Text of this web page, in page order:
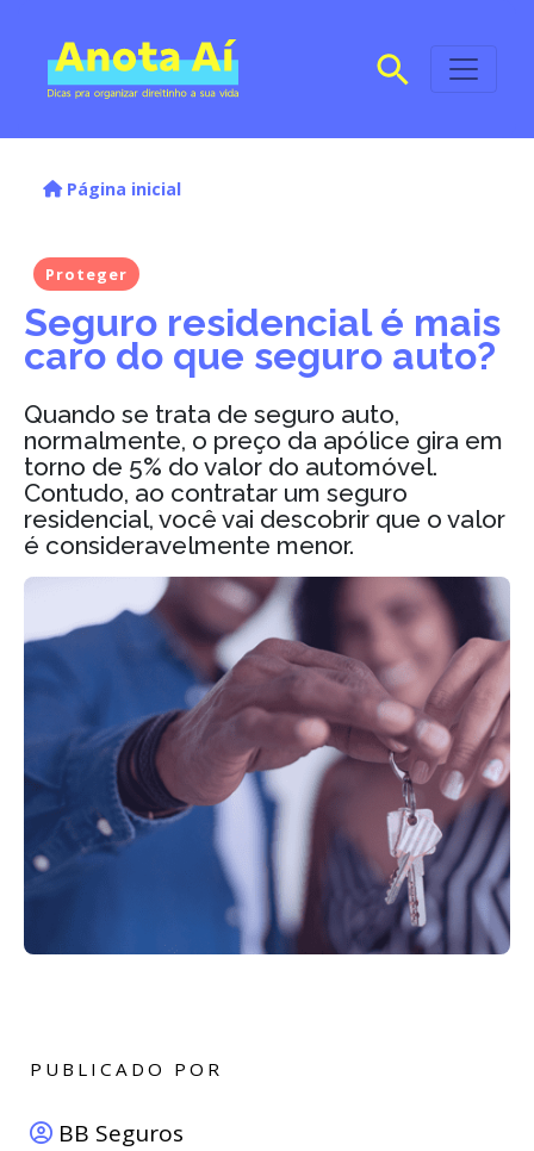
Página inicial
Proteger
Seguro residencial é mais
caro do que seguro auto?
Quando se trata de seguro auto,
normalmente, o preço da apólice gira em
torno de 5% do valor do automóvel.
Contudo, ao contratar um seguro
residencial, você vai descobrir que o valor
é consideravelmente menor.
PUBLICADO POR
BB Seguros